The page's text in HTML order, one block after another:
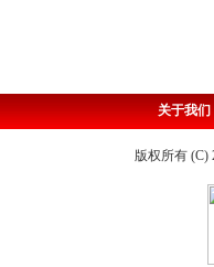
关于我们
版权所有 (C)